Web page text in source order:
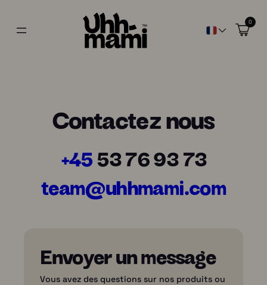
0
Contactez nous
+4553 76 93 73
team@uhhmami.com
Envoyer un message
Vous avez des questions sur nos produits ou